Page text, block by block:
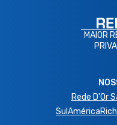
MAIOR
Rede D'Or
SulAmérica